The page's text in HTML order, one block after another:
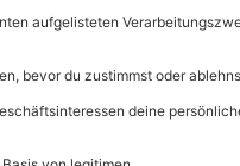
Jeder Gutschein
Maximale